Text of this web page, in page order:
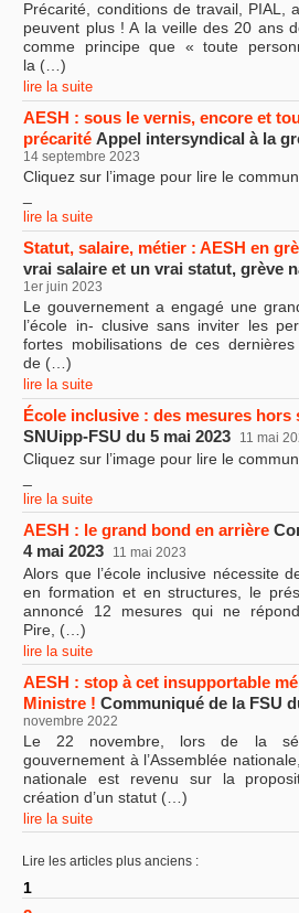
Précarité, conditions de travail, PIAL,
peuvent plus ! A la veille des 20 ans
comme principe que « toute
la (…)
lire la suite
AESH : sous le vernis, encore et
précarité Appel intersyndical à la
14 septembre 2023
Cliquez sur l’image pour lire le
lire la suite
Statut, salaire, métier : AESH en
vrai salaire et un vrai statut, grève
1er juin 2023
Le gouvernement a engagé une
l’école in- clusive sans inviter les
fortes mobilisations de ces
de (…)
lire la suite
École inclusive : des mesures hors
SNUipp-FSU du 5 mai 2023
11 mai
Cliquez sur l’image pour lire le
lire la suite
AESH : le grand bond en arrière
4 mai 2023
11 mai 2023
Alors que l’école inclusive nécessite
en formation et en structures, le
annoncé 12 mesures qui ne
Pire, (…)
lire la suite
AESH : stop à cet insupportable
Ministre ! Communiqué de la FSU
novembre 2022
Le 22 novembre, lors de la
gouvernement à l’Assemblée
nationale est revenu sur la
création d’un statut (…)
lire la suite
Lire les articles plus anciens :
1